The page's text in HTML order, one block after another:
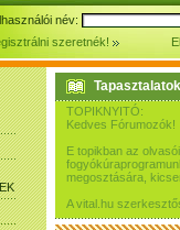
név:
szeretnék!
TOPIKNYITÓ:
Kedves Fórumozók!
E topikban az
megosztására,
A vital.hu